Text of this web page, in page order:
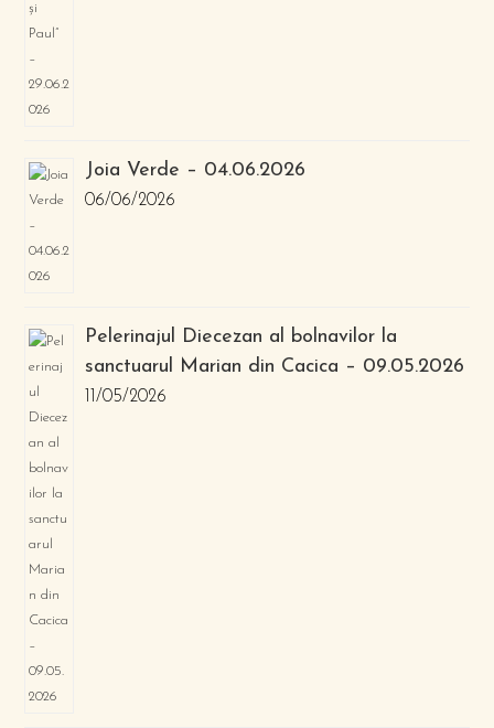
Joia Verde – 04.06.2026
06/06/2026
Pelerinajul Diecezan al bolnavilor la
sanctuarul Marian din Cacica – 09.05.2026
11/05/2026